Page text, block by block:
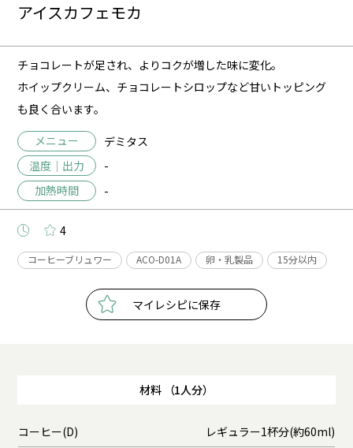
アイスカフェモカ
チョコレートが足され、よりコクが増した味に変化。
ホイップクリーム、チョコレートシロップなど甘いトッピング
も良く合います。
メニュー
デミタス
温度｜出力
-
加熱時間
-
4
コーヒーブリュワー ACO-D01A 卵・乳製品 15分以内
マイレシピに保存
材料 （1人分）
コーヒー(D)
レギュラー1杯分(約60ml)